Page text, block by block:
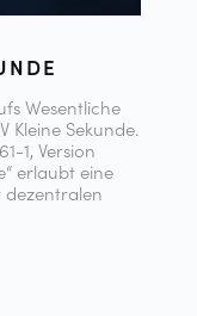
Wesentliche
Kleine Sekunde.
1, Version
erlaubt eine